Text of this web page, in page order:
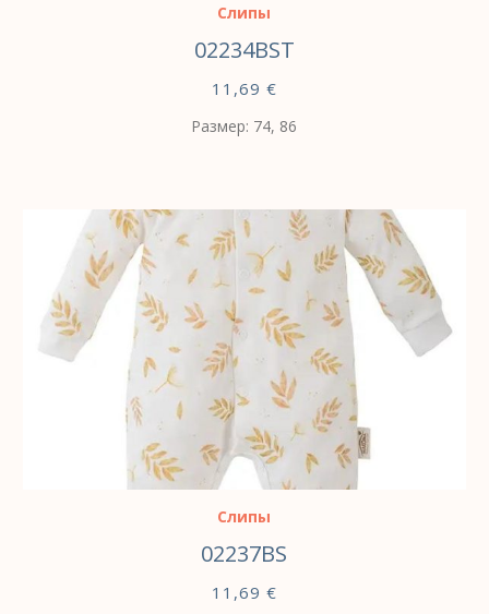
Слипы
02234BST
11,69 €
Размер: 74, 86
ВЫБЕРИТЕ ПАРАМЕТРЫ
Слипы
02237BS
11,69 €